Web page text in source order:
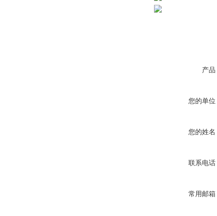
产品
您的单位
您的姓名
联系电话
常用邮箱